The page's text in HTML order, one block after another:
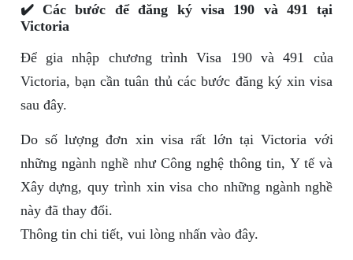
✔️ Các bước để đăng ký visa 190 và 491 tại
Victoria
Để gia nhập chương trình Visa 190 và 491 của
Victoria, bạn cần tuân thủ các bước đăng ký xin visa
sau đây.
Do số lượng đơn xin visa rất lớn tại Victoria với
những ngành nghề như Công nghệ thông tin, Y tế và
Xây dựng, quy trình xin visa cho những ngành nghề
này đã thay đổi.
Thông tin chi tiết, vui lòng nhấn vào đây.